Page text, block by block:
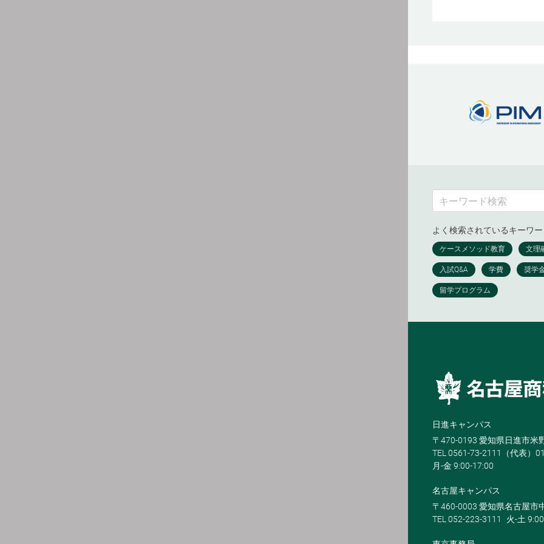
よく検索されているキーワ
日進キャンパス
〒470-0193 愛知県日進市米
TEL 0561-73-2111（代表）
月-金 9:00-17:00
名古屋キャンパス
〒460-0003 愛知県名古屋市
TEL 052-223-3111
火-土